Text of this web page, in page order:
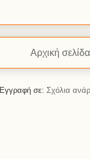
Αρχική σελίδα
Εγγραφή σε: Σχόλια